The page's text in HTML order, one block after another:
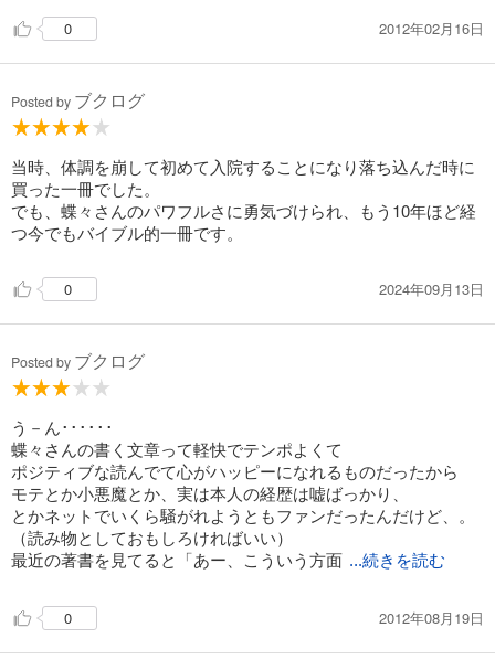
0 2012年02月16日
Posted by ブクログ
当時、体調を崩して初めて入院することになり落ち込んだ時に
買った一冊でした。
でも、蝶々さんのパワフルさに勇気づけられ、もう10年ほど経
つ今でもバイブル的一冊です。
0 2024年09月13日
Posted by ブクログ
う－ん･･････
蝶々さんの書く文章って軽快でテンポよくて
ポジティブな読んでて心がハッピーになれるものだったから
モテとか小悪魔とか、実は本人の経歴は嘘ばっかり、
とかネットでいくら騒がれようともファンだったんだけど、。
（読み物としておもしろければいい）
最近の著書を見てると「あー、こういう方面 ...続きを読む
0 2012年08月19日